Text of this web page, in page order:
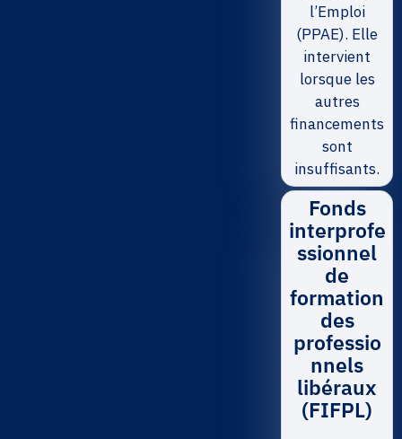
l’Emploi
(PPAE). Elle
intervient
lorsque les
autres
financements
sont
insuffisants.
Fonds
interprofe
ssionnel
de
formation
des
professio
nnels
libéraux
(FIFPL)